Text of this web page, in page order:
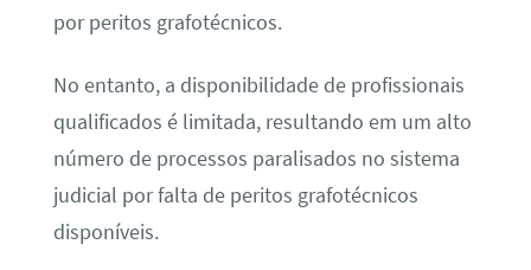
por peritos grafotécnicos.
No entanto, a disponibilidade de profissionais
qualificados é limitada, resultando em um alto
número de processos paralisados no sistema
judicial por falta de peritos grafotécnicos
disponíveis.